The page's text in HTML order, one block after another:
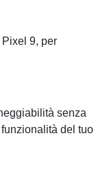
9, per
senza
del tuo